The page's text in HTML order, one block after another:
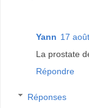
Yann 17
La prostate
Répondre
Réponses